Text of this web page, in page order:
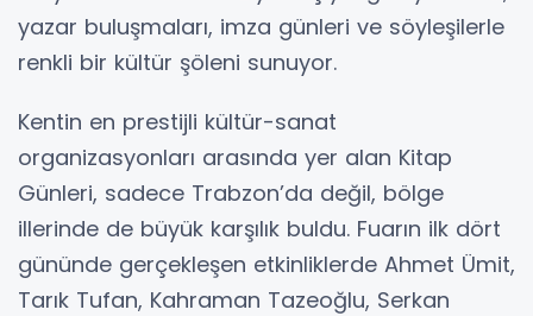
yazar buluşmaları, imza günleri ve söyleşilerle
renkli bir kültür şöleni sunuyor.
Kentin en prestijli kültür-sanat
organizasyonları arasında yer alan Kitap
Günleri, sadece Trabzon’da değil, bölge
illerinde de büyük karşılık buldu. Fuarın ilk dört
gününde gerçekleşen etkinliklerde Ahmet Ümit,
Tarık Tufan, Kahraman Tazeoğlu, Serkan